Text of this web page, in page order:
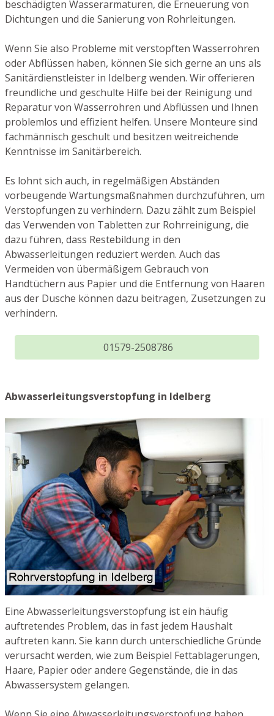
beschädigten Wasserarmaturen, die Erneuerung von
Dichtungen und die Sanierung von Rohrleitungen.
Wenn Sie also Probleme mit verstopften Wasserrohren
oder Abflüssen haben, können Sie sich gerne an uns als
Sanitärdienstleister in Idelberg wenden. Wir offerieren
freundliche und geschulte Hilfe bei der Reinigung und
Reparatur von Wasserrohren und Abflüssen und Ihnen
problemlos und effizient helfen. Unsere Monteure sind
fachmännisch geschult und besitzen weitreichende
Kenntnisse im Sanitärbereich.
Es lohnt sich auch, in regelmäßigen Abständen
vorbeugende Wartungsmaßnahmen durchzuführen, um
Verstopfungen zu verhindern. Dazu zählt zum Beispiel
das Verwenden von Tabletten zur Rohrreinigung, die
dazu führen, dass Restebildung in den
Abwasserleitungen reduziert werden. Auch das
Vermeiden von übermäßigem Gebrauch von
Handtüchern aus Papier und die Entfernung von Haaren
aus der Dusche können dazu beitragen, Zusetzungen zu
verhindern.
01579-2508786
Abwasserleitungsverstopfung in Idelberg
Eine Abwasserleitungsverstopfung ist ein häufig
auftretendes Problem, das in fast jedem Haushalt
auftreten kann. Sie kann durch unterschiedliche Gründe
verursacht werden, wie zum Beispiel Fettablagerungen,
Haare, Papier oder andere Gegenstände, die in das
Abwassersystem gelangen.